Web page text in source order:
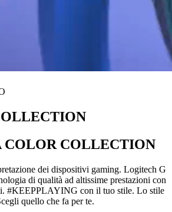
COLOR COLLECTION
dei dispositivi gaming. Logitech G
di qualità ad altissime prestazioni con
#KEEPPLAYING con il tuo stile. Lo stile
quello che fa per te.